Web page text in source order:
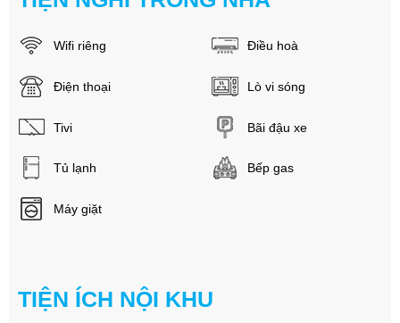
Wifi riêng Điều hoà
Điện thoại Lò vi sóng
Tivi Bãi đậu xe
Tủ lạnh Bếp gas
Máy giặt
TIỆN ÍCH NỘI KHU